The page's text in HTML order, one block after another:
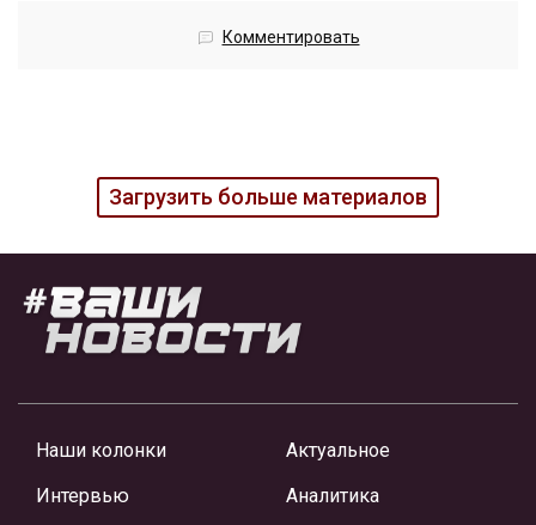
Комментировать
Загрузить больше материалов
Наши колонки
Интервью
Актуальное
Аналитика